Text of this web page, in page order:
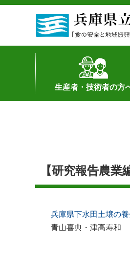
生産者・技術者の方
土地利用型作物
野菜
果樹・花き
加工・流通
経営･現地情報
環境病害虫
畜産
森林林業
水産
基幹種雄牛の紹介
【研究報告農
兵庫県下水田土壌の
青山喜典・津高寿和